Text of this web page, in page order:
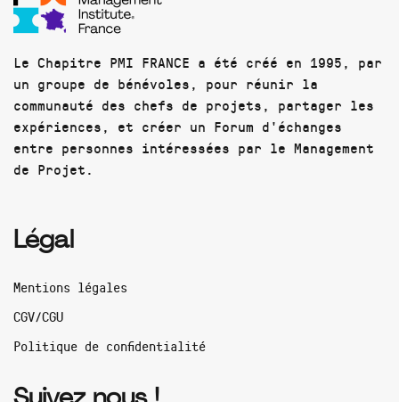
Le Chapitre PMI FRANCE a été créé en 1995, par
un groupe de bénévoles, pour réunir la
communauté des chefs de projets, partager les
expériences, et créer un Forum d'échanges
entre personnes intéressées par le Management
de Projet.
Légal
Mentions légales
CGV/CGU
Politique de confidentialité